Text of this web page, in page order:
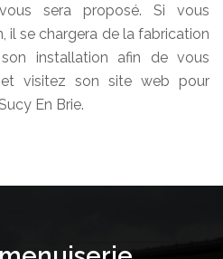
sera proposé. Si vous
il se chargera de la fabrication
installation afin de vous
et visitez son site web pour
En Brie.